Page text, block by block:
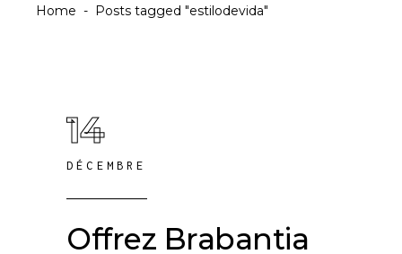
Home - Posts tagged "estilodevida"
14
DÉCEMBRE
Offrez Brabantia